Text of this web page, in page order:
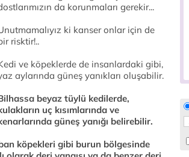
da korunmaları gerekir...
ki kanser onlar için de
risktir!..
ve köpeklerde de insanlardaki gibi,
aylarında güneş yanıkları oluşabilir.
beyaz tüylü kedilerde,
uç kısımlarında ve
güneş yanığı belirebilir.
köpekleri gibi burun bölgesinde